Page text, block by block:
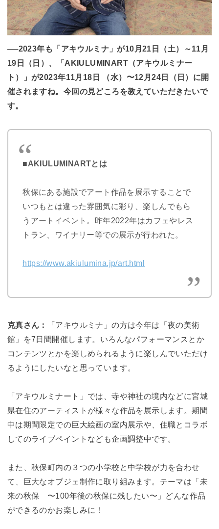
──2023年も「アキウルミナ」が10月21日（土）～11月
19日（日）、「AKIULUMINART（アキウルミナー
ト）」が2023年11月18日 （水）〜12月24日（日）に開
催されますね。今回の見どころを教えていただきたいで
す。
■AKIULUMINARTとは
秋保にある施設でアート作品を展示することで
いつもとは違った雰囲気に彩り、楽しんでもら
うアートイベント。昨年2022年はカフェやレス
トラン、ワイナリー等での展示が行われた。
https://www.akiulumina.jp/art.html
克真さん：
「アキウルミナ」の方は今年は「夜の美術
館」を7日間開催します。 いろんなパフォーマンスとか
コンテンツとかを楽しめられるように楽しんでいただけ
るようにしたいなと思っています。
「アキウルミナート」では、寺や神社の境内などに宮城
県在住のアーティストが様々な作品を展示します。期間
中は期間限定での巨大絵画の室内展示や、住職とコラボ
してのライブペイントなども企画調整中です。
また、秋保町内の３つの小学校と中学校が力を合わせ
て、巨大なオブジェ制作に取り組みます。テーマは「未
来の秋保 〜100年後の秋保に残したい〜」どんな作品
ができるのかお楽しみに！